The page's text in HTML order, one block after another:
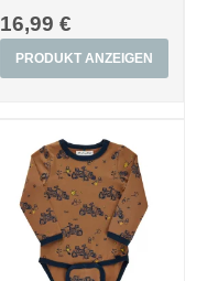
16,99 €
PRODUKT ANZEIGEN